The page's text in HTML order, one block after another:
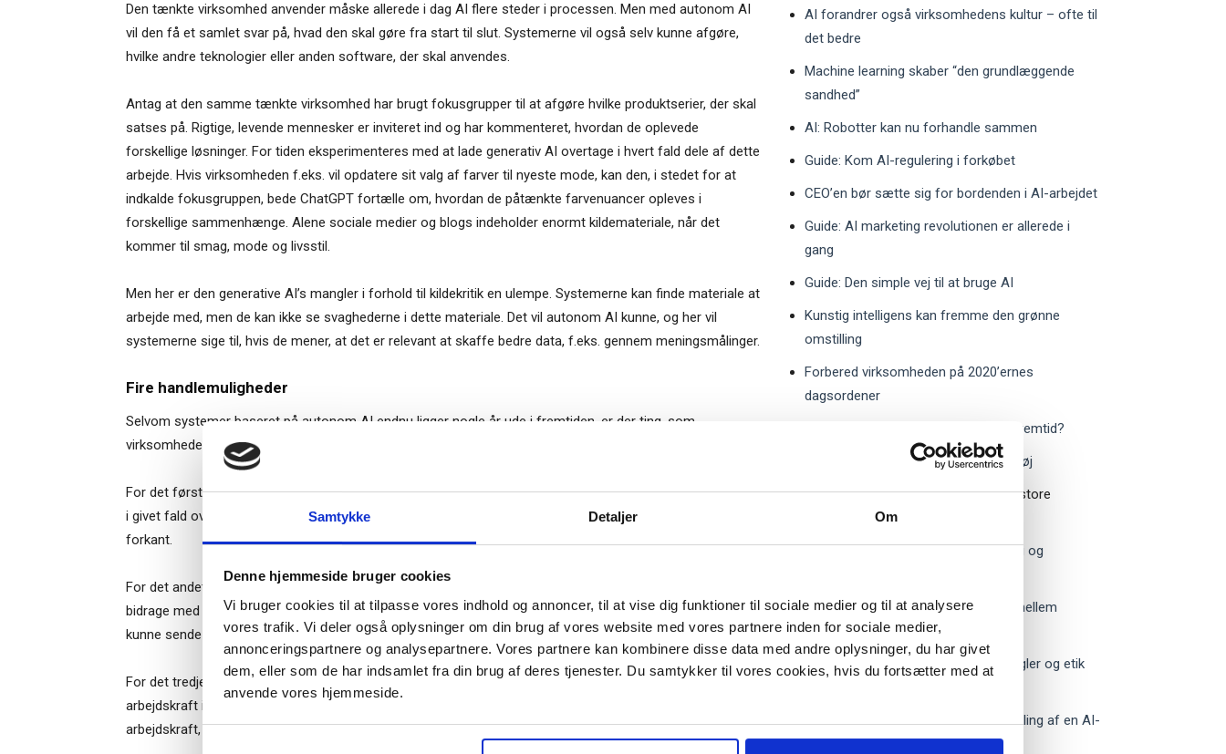
Samtykke Detaljer Om
Denne hjemmeside bruger cookies
Vi bruger cookies til at tilpasse vores indhold og annoncer, til at vise dig funktioner til sociale medier og til at analysere
vores trafik. Vi deler også oplysninger om din brug af vores website med vores partnere inden for sociale medier,
annonceringspartnere og analysepartnere. Vores partnere kan kombinere disse data med andre oplysninger, du har givet
dem, eller som de har indsamlet fra din brug af deres tjenester. Du samtykker til vores cookies, hvis du fortsætter med at
anvende vores hjemmeside.
Den tænkte virksomhed anvender måske allerede i dag AI flere steder i processen. Men med autonom AI
vil den få et samlet svar på, hvad den skal gøre fra start til slut. Systemerne vil også selv kunne afgøre,
hvilke andre teknologier eller anden software, der skal anvendes.
Antag at den samme tænkte virksomhed har brugt fokusgrupper til at afgøre hvilke produktserier, der skal
satses på. Rigtige, levende mennesker er inviteret ind og har kommenteret, hvordan de oplevede
forskellige løsninger. For tiden eksperimenteres med at lade generativ AI overtage i hvert fald dele af dette
arbejde. Hvis virksomheden f.eks. vil opdatere sit valg af farver til nyeste mode, kan den, i stedet for at
indkalde fokusgruppen, bede ChatGPT fortælle om, hvordan de påtænkte farvenuancer opleves i
forskellige sammenhænge. Alene sociale medier og blogs indeholder enormt kildemateriale, når det
kommer til smag, mode og livsstil.
Men her er den generative AI’s mangler i forhold til kildekritik en ulempe. Systemerne kan finde materiale at
arbejde med, men de kan ikke se svaghederne i dette materiale. Det vil autonom AI kunne, og her vil
systemerne sige til, hvis de mener, at det er relevant at skaffe bedre data, f.eks. gennem meningsmålinger.
Fire handlemuligheder
Selvom systemer baseret på autonom AI endnu ligger nogle år ude i fremtiden, er der ting, som
virksomhederne kan gøre allerede nu.
For det første kan man undersøge, om der er relevante løsninger indenfor autonom AI under udvikling, og
i givet fald overveje et samarbejde med udviklerne. Sådan øger man sandsynligheden for at være på
forkant.
For det andet kan virksomheder også begynde at indrette deres it-systemer på, at de ikke bare skal
bidrage med data til AI – informationsstrømmen skal også kunne gå den anden vej, så autonom AI vil
kunne sende forespørgsler og kommandoer til de eksisterende systemer.
For det tredje kan man så småt begynde at tage højde for, hvad autonom AI vil betyde for behovet for
arbejdskraft i fremtiden. Serviceydelser, der i dag forekommer komplekse, og som kræver højt kvalificeret
arbejdskraft, kan om ti år være en stangvare, der bliver spyttet ud af en computer.
AI forandrer også virksomhedens kultur – ofte til
det bedre
Machine learning skaber “den grundlæggende
sandhed”
AI: Robotter kan nu forhandle sammen
Guide: Kom AI-regulering i forkøbet
CEO’en bør sætte sig for bordenden i AI-arbejdet
Guide: AI marketing revolutionen er allerede i
gang
Guide: Den simple vej til at bruge AI
Kunstig intelligens kan fremme den grønne
omstilling
Forbered virksomheden på 2020’ernes
dagsordener
Hvilken rolle får mennesker i en AI-fremtid?
Guide: Kunstig Intelligens som værktøj
Selvkørende AI bliver den næste store
innovation
Guide: Sådan vil AI revolutionere salg og
Uddannelse som AI-case: Balance mellem
fordele og ulemper
Guide: Topledere bør fokusere på regler og etik
CEO-guide: Seks prioriteter ved udvikling af en AI-
strategi
– og modtag Ole Borchs bog
“Succes i en dansk bestyrelse”
Når du trykker "modtag bogen" bliver du tilmeldt